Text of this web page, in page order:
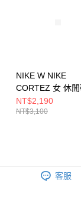
NIKE W NIKE
CORTEZ 女 休
DN1791006
NT$2,190
NT$3,100
客服